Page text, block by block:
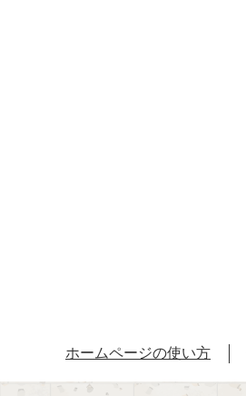
ホームページの使い方